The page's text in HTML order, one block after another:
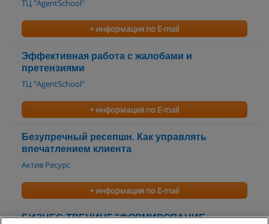
ТЦ "AgentSchool"
+ информация по E-mail
Эффективная работа с жалобами и
претензиями
ТЦ "AgentSchool"
+ информация по E-mail
Безупречный ресепшн. Как управлять
впечатлением клиента
Актив Ресурс
+ информация по E-mail
БИЗНЕС-ТРЕНИНГ "ФОРМИРОВАНИЕ